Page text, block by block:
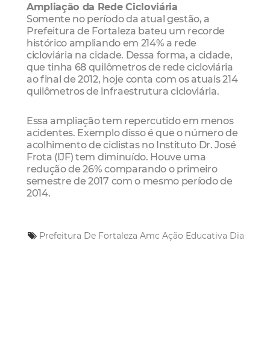
Ampliação da Rede Cicloviária
Somente no período da atual gestão, a
Prefeitura de Fortaleza bateu um recorde
histórico ampliando em 214% a rede
cicloviária na cidade. Dessa forma, a cidade,
que tinha 68 quilômetros de rede cicloviária
ao final de 2012, hoje conta com os atuais 214
quilômetros de infraestrutura cicloviária.
Essa ampliação tem repercutido em menos
acidentes. Exemplo disso é que o número de
acolhimento de ciclistas no Instituto Dr. José
Frota (IJF) tem diminuído. Houve uma
redução de 26% comparando o primeiro
semestre de 2017 com o mesmo período de
2014.
Prefeitura De Fortaleza Amc Ação Educativa Dia